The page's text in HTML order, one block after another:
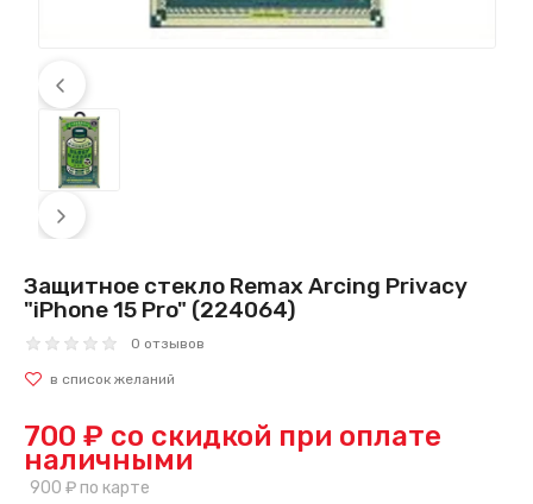
Защитное стекло Remax Arcing Privacy
"iPhone 15 Pro" (224064)
0 отзывов
700 ₽ со скидкой при оплате
наличными
900 ₽ по карте